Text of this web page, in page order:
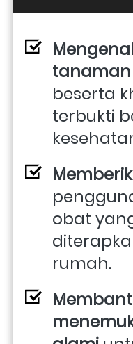
beserta
terbukti
obat
rumah.